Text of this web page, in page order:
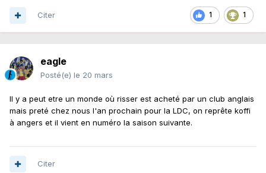
1 1
Citer
eagle
Posté(e) le 20 mars
Il y a peut etre un monde où risser est acheté par un club anglais
mais preté chez nous l'an prochain pour la LDC, on reprête koffi
à angers et il vient en numéro la saison suivante.
Citer